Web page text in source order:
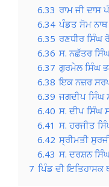
6.33 ਰਾਮ ਜੀ ਦਾਸ
6.34 ਪੰਡਤ ਸੋਮ
6.35 ਰਣਧੀਰ ਸਿੰਘ
6.36 ਸ. ਨਛੱਤਰ
6.37 ਗੁਰਮੇਲ ਸਿੰਘ
6.38 ਇਕ ਨਜ਼ਰ
6.39 ਜਗਦੀਪ ਸਿੰਘ
6.40 ਸ. ਦੀਪ ਸਿੰਘ
6.41 ਸ. ਹਰਜੀਤ
6.42 ਸ੍ਰੀਮਤੀ
6.43 ਸ. ਦਰਸ਼ਨ
7 ਪਿੰਡ ਦੀ ਇਤਿਹਾਸਕ